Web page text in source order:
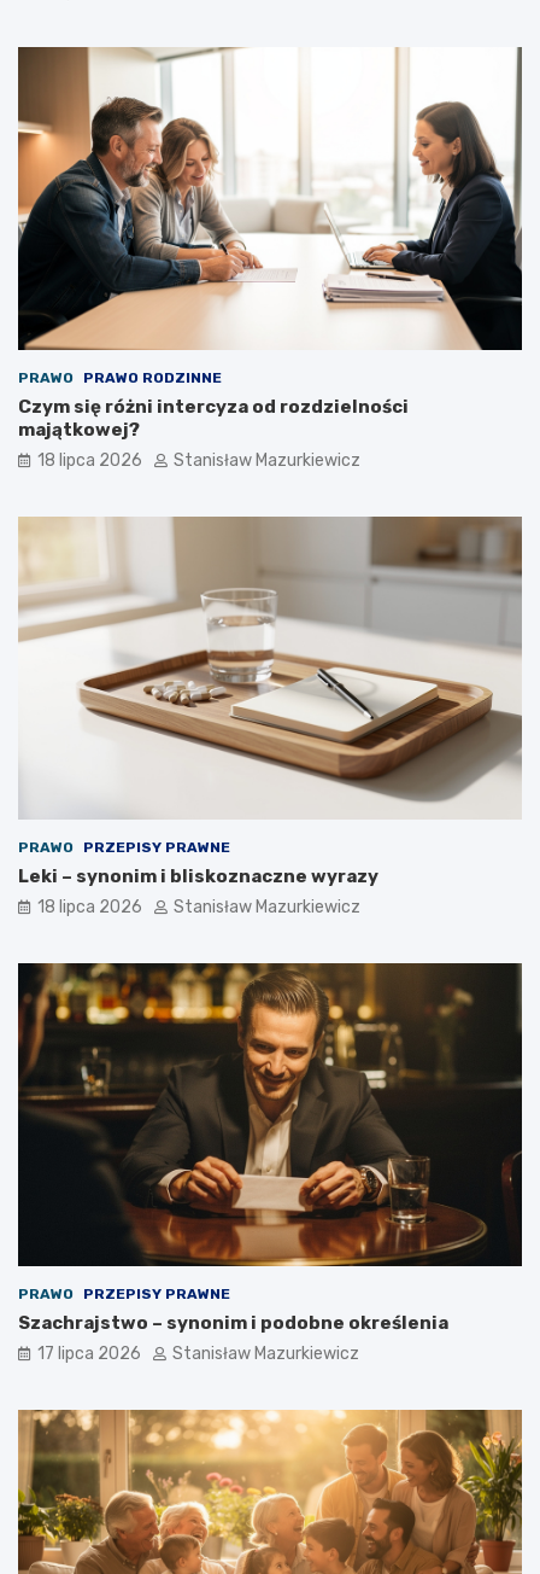
PRAWO PRAWO RODZINNE
Czym się różni intercyza od rozdzielności
majątkowej?
18 lipca 2026 Stanisław Mazurkiewicz
PRAWO PRZEPISY PRAWNE
Leki – synonim i bliskoznaczne wyrazy
18 lipca 2026 Stanisław Mazurkiewicz
PRAWO PRZEPISY PRAWNE
Szachrajstwo – synonim i podobne określenia
17 lipca 2026 Stanisław Mazurkiewicz